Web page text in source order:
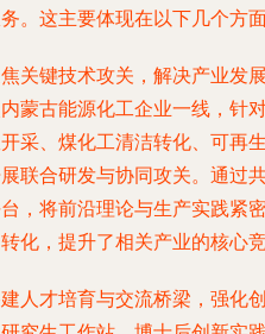
。这主要体现在以下几个方面
关键技术攻关，解决产业发
蒙古能源化工企业一线，针
采、煤化工清洁转化、可再
联合研发与协同攻关。通过
，将前沿理论与生产实践紧
化，提升了相关产业的核心
人才培育与交流桥梁，强化